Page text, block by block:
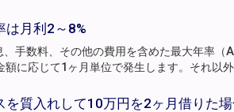
は月利2～8%
、手数料、その他の費用を含めた最大年率（
額に応じて1ヶ月単位で発生します。それ以
を質入れして10万円を2ヶ月借りた